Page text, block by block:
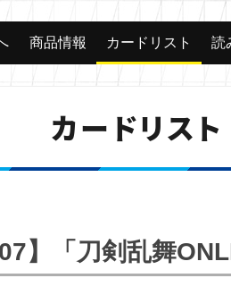
商品情報 カードリスト 読
カードリスト
】「刀剣乱舞